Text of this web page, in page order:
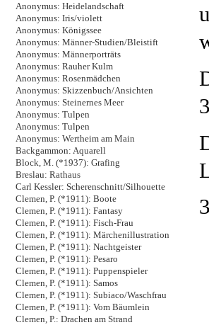
Anonymus: Heidelandschaft
Anonymus: Iris/violett
Anonymus: Königssee
Anonymus: Männer-Studien/Bleistift
Anonymus: Männerporträts
Anonymus: Rauher Kulm
Anonymus: Rosenmädchen
Anonymus: Skizzenbuch/Ansichten
Anonymus: Steinernes Meer
Anonymus: Tulpen
Anonymus: Tulpen
Anonymus: Wertheim am Main
Backgammon: Aquarell
Block, M. (*1937): Grafing
Breslau: Rathaus
Carl Kessler: Scherenschnitt/Silhouette
Clemen, P. (*1911): Boote
Clemen, P. (*1911): Fantasy
Clemen, P. (*1911): Fisch-Frau
Clemen, P. (*1911): Märchenillustration
Clemen, P. (*1911): Nachtgeister
Clemen, P. (*1911): Pesaro
Clemen, P. (*1911): Puppenspieler
Clemen, P. (*1911): Samos
Clemen, P. (*1911): Subiaco/Waschfrau
Clemen, P. (*1911): Vom Bäumlein
Clemen, P.: Drachen am Strand